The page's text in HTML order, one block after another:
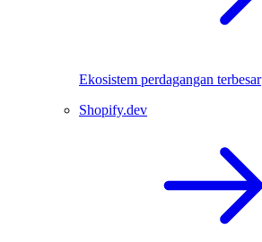
Ekosistem perdagangan terbesar
Shopify.dev